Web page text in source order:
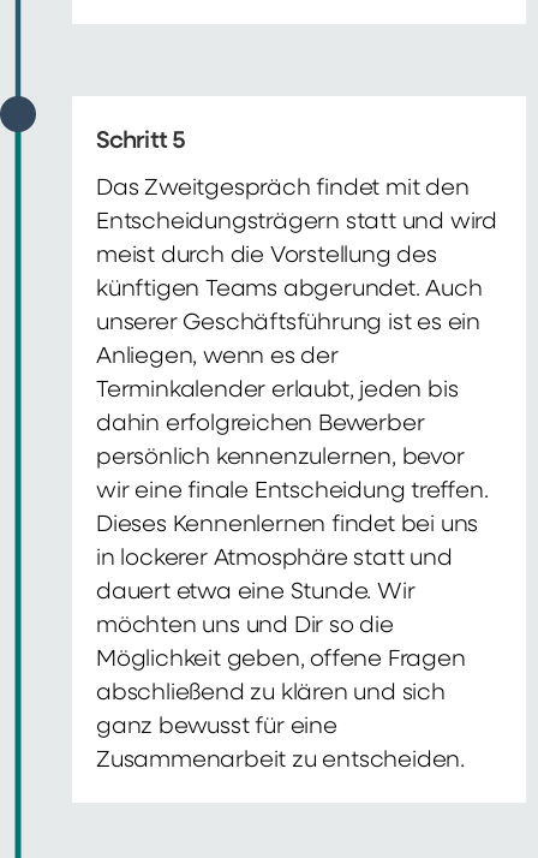
Schritt 5
Das Zweitgespräch findet mit den
Entscheidungsträgern statt und wird
meist durch die Vorstellung des
künftigen Teams abgerundet. Auch
unserer Geschäftsführung ist es ein
Anliegen, wenn es der
Terminkalender erlaubt, jeden bis
dahin erfolgreichen Bewerber
persönlich kennenzulernen, bevor
wir eine finale Entscheidung treffen.
Dieses Kennenlernen findet bei uns
in lockerer Atmosphäre statt und
dauert etwa eine Stunde. Wir
möchten uns und Dir so die
Möglichkeit geben, offene Fragen
abschließend zu klären und sich
ganz bewusst für eine
Zusammenarbeit zu entscheiden.